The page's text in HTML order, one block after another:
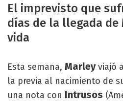
El imprevisto que
días de la llegada de
vida
Esta semana, Marleyviajó
la previa al nacimiento de
una nota con Intrusos